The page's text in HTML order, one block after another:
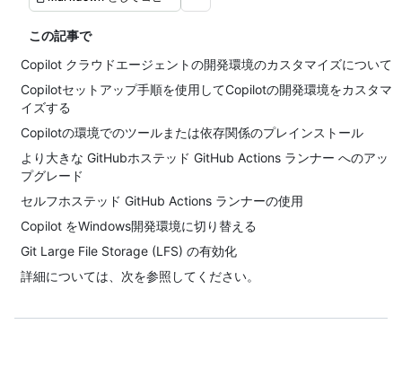
この記事で
Copilot クラウドエージェントの開発環境のカスタマイズについて
Copilotセットアップ手順を使用してCopilotの開発環境をカスタマ
イズする
Copilotの環境でのツールまたは依存関係のプレインストール
より大きな GitHubホステッド GitHub Actions ランナー へのアッ
プグレード
セルフホステッド GitHub Actions ランナーの使用
Copilot をWindows開発環境に切り替える
Git Large File Storage (LFS) の有効化
詳細については、次を参照してください。